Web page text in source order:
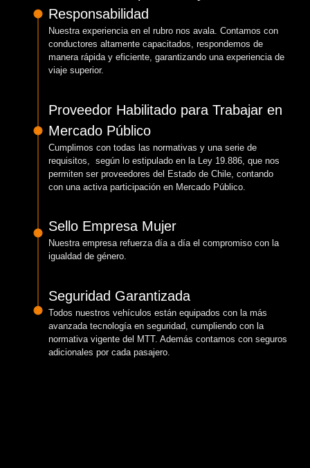
Responsabilidad
Nuestra experiencia en el rubro nos avala. Contamos con
conductores altamente capacitados, respondemos de
manera rápida y eficiente, garantizando una experiencia de
viaje superior.
Proveedor Habilitado para Trabajar en
Mercado Público
Cumplimos con todas las normativas y una serie de
requisitos, según lo estipulado en la Ley 19.886, que nos
permiten ser proveedores del Estado de Chile, contando
con una activa participación en Mercado Público.
Sello Empresa Mujer
Nuestra empresa refuerza día a día el compromiso con la
igualdad de género.
Seguridad Garantizada
Todos nuestros vehículos están equipados con la más
avanzada tecnología en seguridad, cumpliendo con la
normativa vigente del MTT. Además contamos con seguros
adicionales por cada pasajero.